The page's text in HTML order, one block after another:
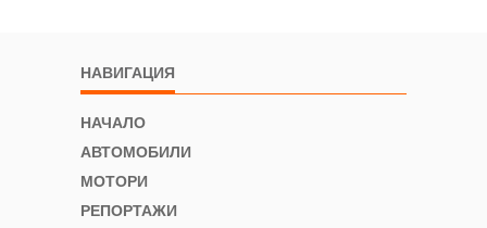
НАВИГАЦИЯ
НАЧАЛО
АВТОМОБИЛИ
МОТОРИ
РЕПОРТАЖИ